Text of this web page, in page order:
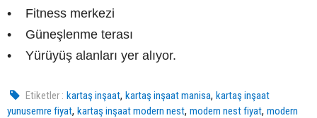
• Fitness merkezi
• Güneşlenme terası
• Yürüyüş alanları yer alıyor.
Etiketler : kartaş inşaat,kartaş inşaat manisa,kartaş inşaat
yunusemre fiyat, kartaş inşaat modern nest, modern nest fiyat, modern